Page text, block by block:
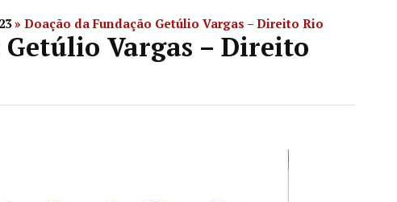
» Doação da Fundação Getúlio Vargas – Direito Rio
Getúlio Vargas – Direito